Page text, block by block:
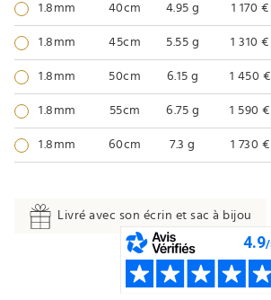
1.8mm 40cm 4.95 g 1 170 €
1.8mm 45cm 5.55 g 1 310 €
1.8mm 50cm 6.15 g 1 450 €
1.8mm 55cm 6.75 g 1 590 €
1.8mm 60cm 7.3 g 1 730 €
Livré avec son écrin et sac à bijou